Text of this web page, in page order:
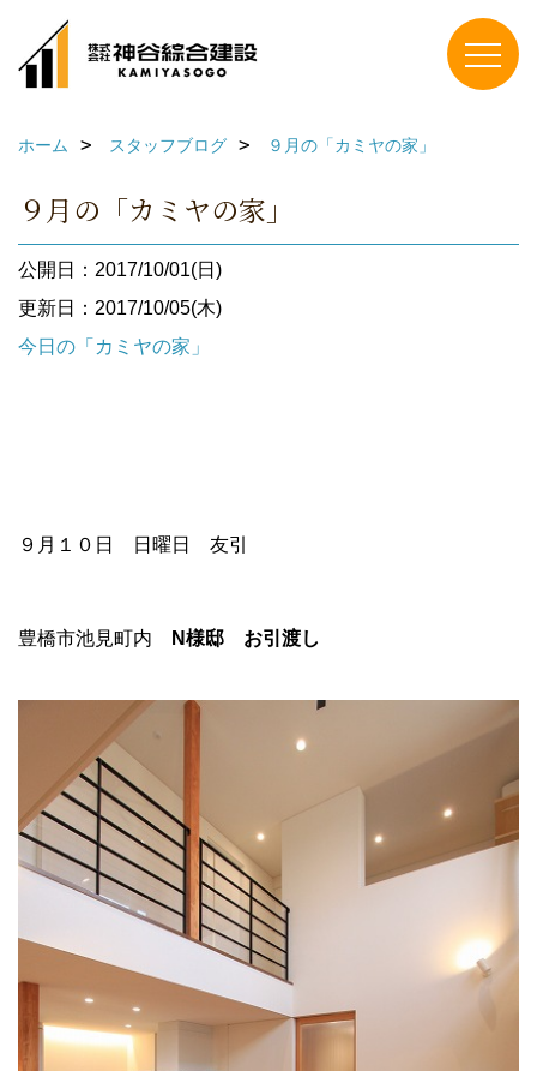
ホーム スタッフブログ ９月の「カミヤの家」
９月の「カミヤの家」
公開日：2017/10/01(日)
更新日：2017/10/05(木)
今日の「カミヤの家」
９月１０日 日曜日 友引
豊橋市池見町内 N様邸 お引渡し